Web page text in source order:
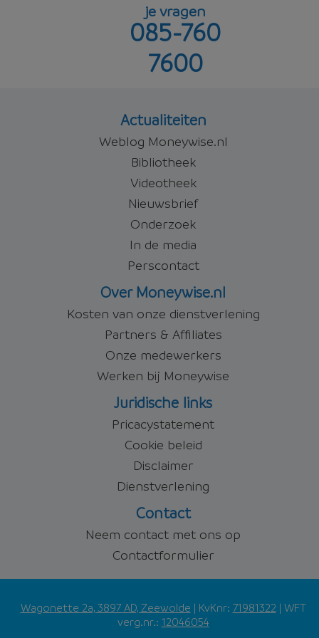
Offerte aanvragen
6,06%
je vragen
085-760
7600
Actualiteiten
Weblog Moneywise.nl
Bibliotheek
Videotheek
Nieuwsbrief
Onderzoek
In de media
Perscontact
Over Moneywise.nl
Kosten van onze dienstverlening
Partners & Affiliates
Onze medewerkers
Werken bij Moneywise
Juridische links
Pricacystatement
Cookie beleid
Disclaimer
Dienstverlening
Contact
Neem contact met ons op
Contactformulier
Wagonette 2a, 3897 AD, Zeewolde | KvKnr: 71981322| WFT
verg.nr.: 12046054